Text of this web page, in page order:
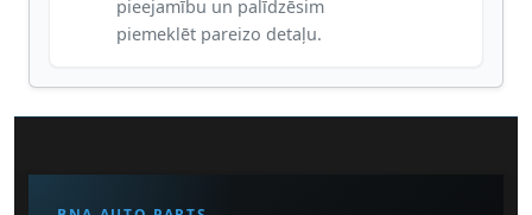
pieejamību un palīdzēsim
piemeklēt pareizo detaļu.